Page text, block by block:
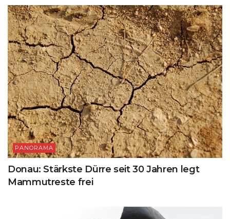
PANORAMA
Donau: Stärkste Dürre seit 30 Jahren legt
Mammutreste frei